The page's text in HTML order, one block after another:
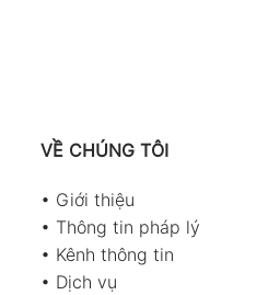
VỀ CHÚNG TÔI
• Giới thiệu
• Thông tin pháp lý
• Kênh thông tin
• Dịch vụ